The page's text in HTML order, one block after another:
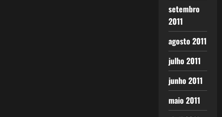
setembro
2011
agosto 2011
julho 2011
junho 2011
maio 2011